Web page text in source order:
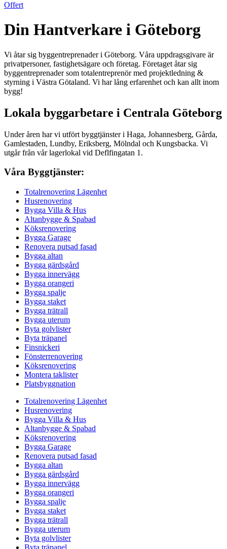
Offert
Din Hantverkare i Göteborg
Vi åtar sig byggentreprenader i Göteborg. Våra uppdragsgivare är
privatpersoner, fastighetsägare och företag. Företaget åtar sig
byggentreprenader som totalentreprenör med projektledning &
styrning i Västra Götaland. Vi har lång erfarenhet och kan allt inom
bygg!
Lokala byggarbetare i Centrala Göteborg
Under åren har vi utfört byggtjänster i Haga, Johannesberg, Gårda,
Gamlestaden, Lundby, Eriksberg, Mölndal och Kungsbacka. Vi
utgår från vår lagerlokal vid Deflfingatan 1.
Våra Byggtjänster:
Totalrenovering Lägenhet
Husrenovering
Bygga Villa & Hus
Altanbygge & Spabad
Köksrenovering
Bygga Garage
Renovera putsad fasad
Bygga altan
Bygga gärdsgård
Bygga innervägg
Bygga orangeri
Bygga spalje
Bygga staket
Bygga trätrall
Bygga uterum
Byta golvlister
Byta träpanel
Finsnickeri
Fönsterrenovering
Köksrenovering
Montera taklister
Platsbyggnation
Totalrenovering Lägenhet
Husrenovering
Bygga Villa & Hus
Altanbygge & Spabad
Köksrenovering
Bygga Garage
Renovera putsad fasad
Bygga altan
Bygga gärdsgård
Bygga innervägg
Bygga orangeri
Bygga spalje
Bygga staket
Bygga trätrall
Bygga uterum
Byta golvlister